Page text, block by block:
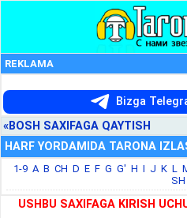
REKLAMA
Bizga
«BOSH SAXIFAGA QAYTISH
HARF YORDAMIDA TARONA
1-9 A B CH D E F G G' H I J K L
SH
USHBU SAXIFAGA KIRISH